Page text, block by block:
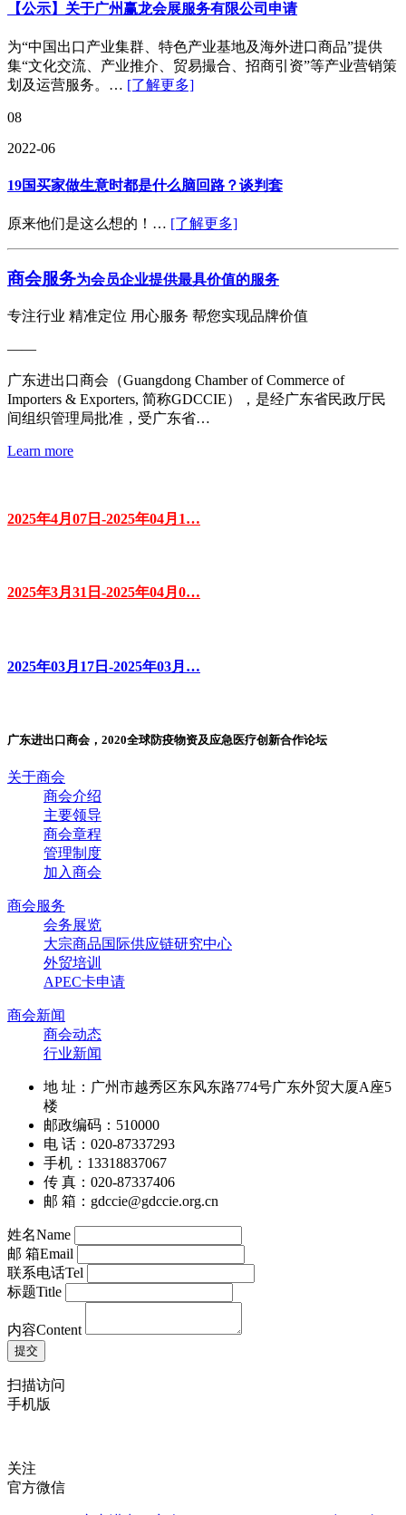
【公示】关于广州赢龙会展服务有限公司申请
为“中国出口产业集群、特色产业基地及海外进口商品”提供
集“文化交流、产业推介、贸易撮合、招商引资”等产业营销策
划及运营服务。… [了解更多]
08
2022-06
19国买家做生意时都是什么脑回路？谈判套
原来他们是这么想的！… [了解更多]
商会服务为会员企业提供最具价值的服务
专注行业 精准定位 用心服务 帮您实现品牌价值
——
广东进出口商会（Guangdong Chamber of Commerce of
Importers & Exporters, 简称GDCCIE），是经广东省民政厅民
间组织管理局批准，受广东省…
Learn more
2025年4月07日-2025年04月1…
2025年3月31日-2025年04月0…
2025年03月17日-2025年03月…
广东进出口商会，2020全球防疫物资及应急医疗创新合作论坛
关于商会
商会介绍
主要领导
商会章程
管理制度
加入商会
商会服务
会务展览
大宗商品国际供应链研究中心
外贸培训
APEC卡申请
商会新闻
商会动态
行业新闻
地 址：广州市越秀区东风东路774号广东外贸大厦A座5
楼
邮政编码：510000
电 话：020-87337293
手机：13318837067
传 真：020-87337406
邮 箱：gdccie@gdccie.org.cn
姓名Name
邮 箱Email
联系电话Tel
标题Title
内容Content
扫描访问
手机版
关注
官方微信